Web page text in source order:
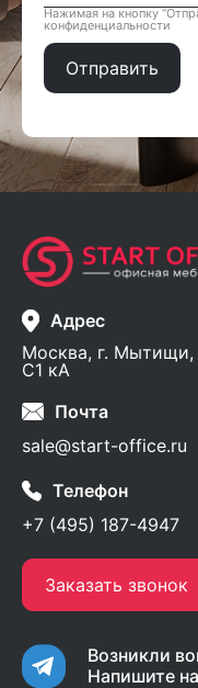
Нажимая на кнопку
конфиденциальности
Адрес
Москва, г. Мытищи,
С1 кА
Почта
sale@start-office.ru
Телефон
+7 (495) 187-4947
Заказать звонок
Возникли
Напишите